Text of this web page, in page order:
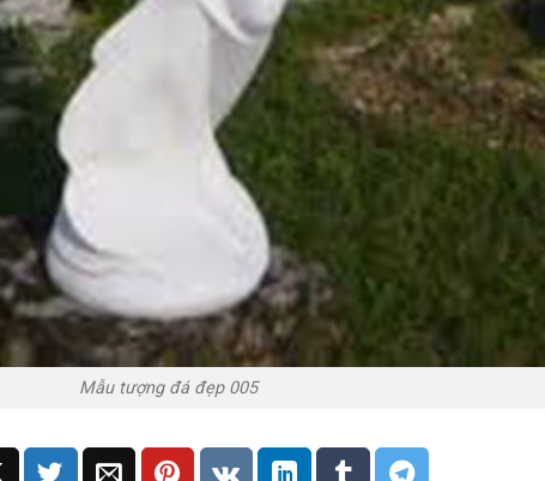
Mẫu tượng đá đẹp 005